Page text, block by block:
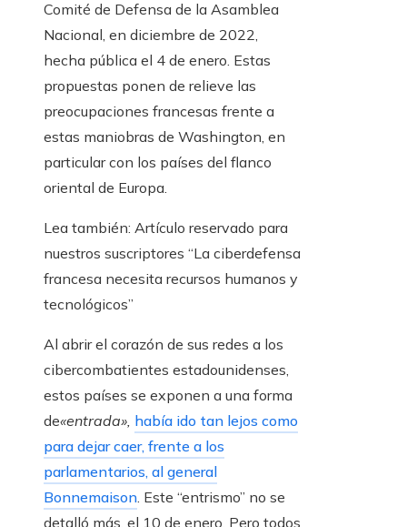
Comité de Defensa de la Asamblea
Nacional, en diciembre de 2022,
hecha pública el 4 de enero. Estas
propuestas ponen de relieve las
preocupaciones francesas frente a
estas maniobras de Washington, en
particular con los países del flanco
oriental de Europa.
Lea también: Artículo reservado para
nuestros suscriptores “La ciberdefensa
francesa necesita recursos humanos y
tecnológicos”
Al abrir el corazón de sus redes a los
cibercombatientes estadounidenses,
estos países se exponen a una forma
de«entrada», había ido tan lejos como
para dejar caer, frente a los
parlamentarios, al general
Bonnemaison. Este “entrismo” no se
detalló más, el 10 de enero. Pero todos